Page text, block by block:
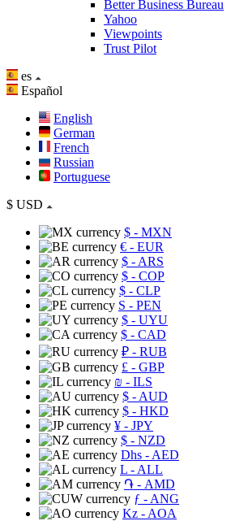
Better Business Bureau
Yahoo
Viewpoints
Trust Pilot
es
Español
English
German
French
Russian
Portuguese
$ USD
$ - MXN
€ - EUR
$ - ARS
$ - COP
$ - CLP
S - PEN
$ - UYU
$ - CAD
₽ - RUB
£ - GBP
₪ - ILS
$ - AUD
$ - HKD
¥ - JPY
$ - NZD
Dhs - AED
L - ALL
֏ - AMD
ƒ - ANG
Kz - AOA